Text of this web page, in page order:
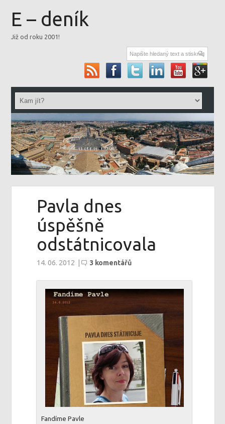
E – deník
Již od roku 2001!
Pavla dnes
úspěšně
odstátnicovala
14. 06. 2012 | 3 komentářů
Fandíme Pavle